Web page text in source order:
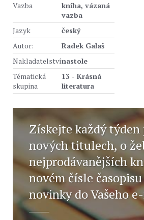
Vazba
kniha, vázaná
vazba
Jazyk
český
Autor:
Radek Galaš
Nakladatelstvínastole
Tématická
skupina
13 - Krásná
literatura
Získejte každý týden
nových titulech, o
nejprodávanějších
novém čísle
novinky do Vašeho